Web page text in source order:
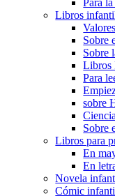
Para
Libros
Valores
Sobre
Sobre
Libros
Para
sobre
Sobre
Libros para
En
En
Novela
Cómic